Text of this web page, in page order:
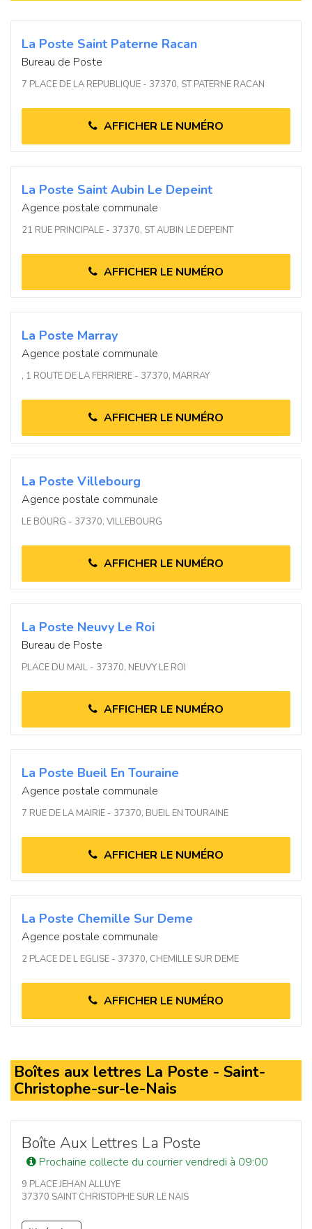
La Poste Saint Paterne Racan
Bureau de Poste
7 PLACE DE LA REPUBLIQUE - 37370, ST PATERNE RACAN
AFFICHER LE NUMÉRO
La Poste Saint Aubin Le Depeint
Agence postale communale
21 RUE PRINCIPALE - 37370, ST AUBIN LE DEPEINT
AFFICHER LE NUMÉRO
La Poste Marray
Agence postale communale
, 1 ROUTE DE LA FERRIERE - 37370, MARRAY
AFFICHER LE NUMÉRO
La Poste Villebourg
Agence postale communale
LE BOURG - 37370, VILLEBOURG
AFFICHER LE NUMÉRO
La Poste Neuvy Le Roi
Bureau de Poste
PLACE DU MAIL - 37370, NEUVY LE ROI
AFFICHER LE NUMÉRO
La Poste Bueil En Touraine
Agence postale communale
7 RUE DE LA MAIRIE - 37370, BUEIL EN TOURAINE
AFFICHER LE NUMÉRO
La Poste Chemille Sur Deme
Agence postale communale
2 PLACE DE L EGLISE - 37370, CHEMILLE SUR DEME
AFFICHER LE NUMÉRO
Boîtes aux lettres La Poste - Saint-
Christophe-sur-le-Nais
Boîte Aux Lettres La Poste
Prochaine collecte du courrier vendredi à 09:00
9 PLACE JEHAN ALLUYE
37370 SAINT CHRISTOPHE SUR LE NAIS